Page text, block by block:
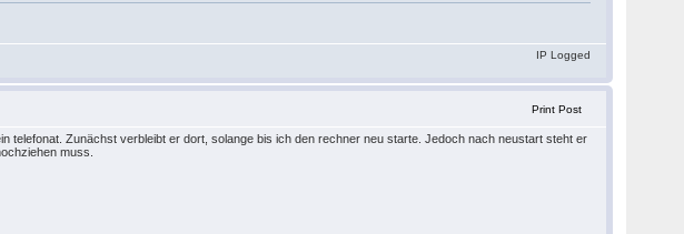
IP Logged
Print Post
telefonat. Zunächst verbleibt er dort, solange bis ich den rechner neu starte. Jedoch nach neustart steht er
muss.